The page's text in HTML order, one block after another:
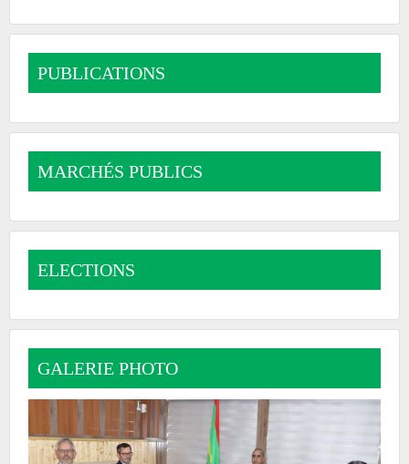
PUBLICATIONS
MARCHÉS PUBLICS
ELECTIONS
GALERIE PHOTO